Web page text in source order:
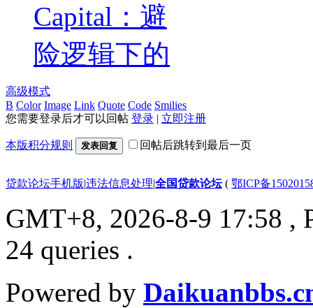
Capital：避
险逻辑下的
高级模式
B Color Image Link Quote Code Smilies
您需要登录后才可以回帖 登录 | 立即注册
本版积分规则 发表回复 回帖后跳转到最后一页
贷款论坛手机版|违法信息处理|全国贷款论坛( 鄂ICP备
GMT+8, 2026-8-9 17:58 ,
24 queries .
Powered by